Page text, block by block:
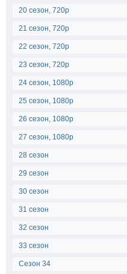
20 сезон, 720p
21 сезон, 720p
22 сезон, 720p
23 сезон, 720p
24 сезон, 1080p
25 сезон, 1080p
26 сезон, 1080p
27 сезон, 1080p
28 сезон
29 сезон
30 сезон
31 сезон
32 сезон
33 сезон
Сезон 34